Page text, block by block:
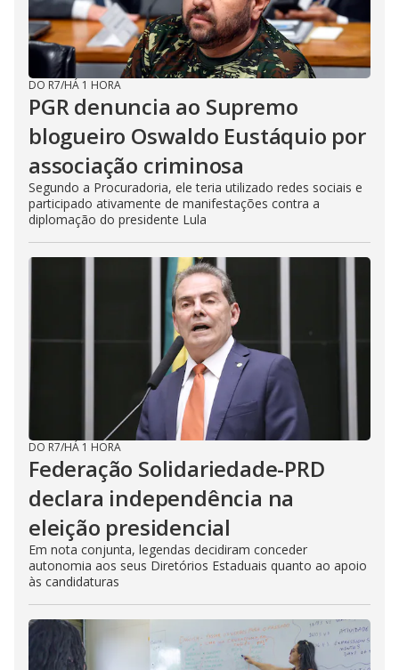
DO R7/HÁ 1 HORA
PGR denuncia ao Supremo
blogueiro Oswaldo Eustáquio por
associação criminosa
Segundo a Procuradoria, ele teria utilizado redes sociais e
participado ativamente de manifestações contra a
diplomação do presidente Lula
DO R7/HÁ 1 HORA
Federação Solidariedade-PRD
declara independência na
eleição presidencial
Em nota conjunta, legendas decidiram conceder
autonomia aos seus Diretórios Estaduais quanto ao apoio
às candidaturas